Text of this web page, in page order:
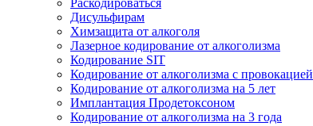
Раскодироваться
Дисульфирам
Химзащита от алкоголя
Лазерное кодирование от алкоголизма
Кодирование SIT
Кодирование от алкоголизма с провокацией
Кодирование от алкоголизма на 5 лет
Имплантация Продетоксоном
Кодирование от алкоголизма на 3 года